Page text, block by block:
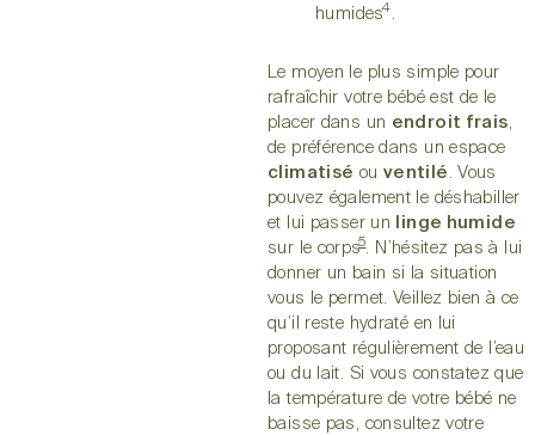
humides4
Le moyen le plus simple pour
rafraîchir votre bébé est de le
placer dans un endroit frais,
de préférence dans un espace
climatisé ou ventilé . Vous
pouvez également le déshabiller
et lui passer un
linge humide
sur le corps5. N’hésitez pas à lui
donner un bain si la situation
vous le permet. Veillez bien à ce
qu’il reste hydraté en lui
proposant régulièrement de l’eau
ou du lait. Si vous constatez que
la température de votre bébé ne
baisse pas, consultez votre